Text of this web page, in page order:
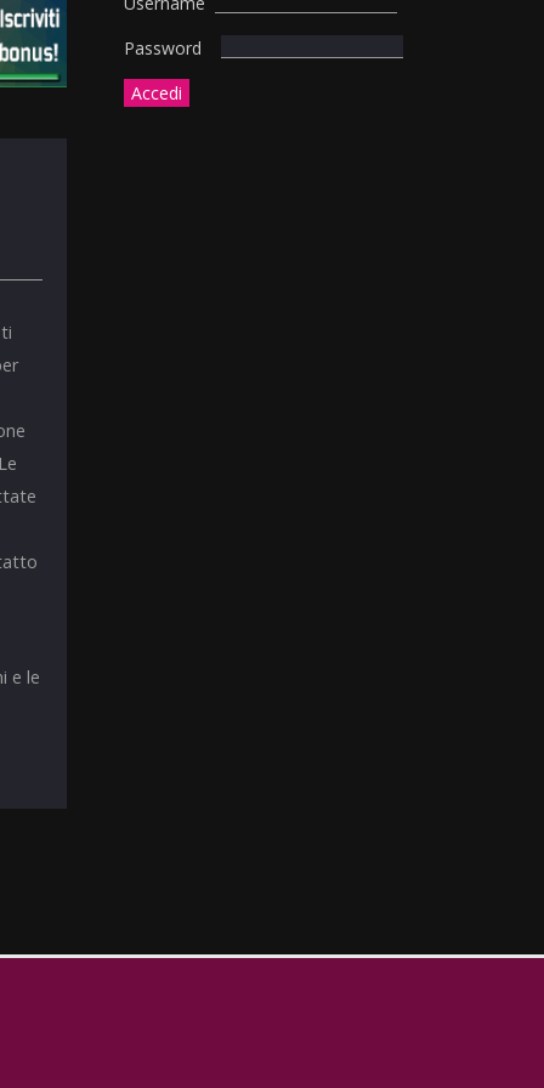
e le
Password